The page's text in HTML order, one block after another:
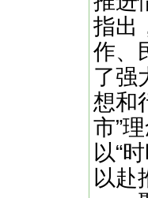
指出
作、
了强
想和
市”
以“
以赴